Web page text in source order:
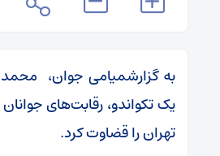
به گزارشمیامی جوان،️ ️محمد
یک تکواندو، رقابت‌های
تهران را قضاوت کرد.